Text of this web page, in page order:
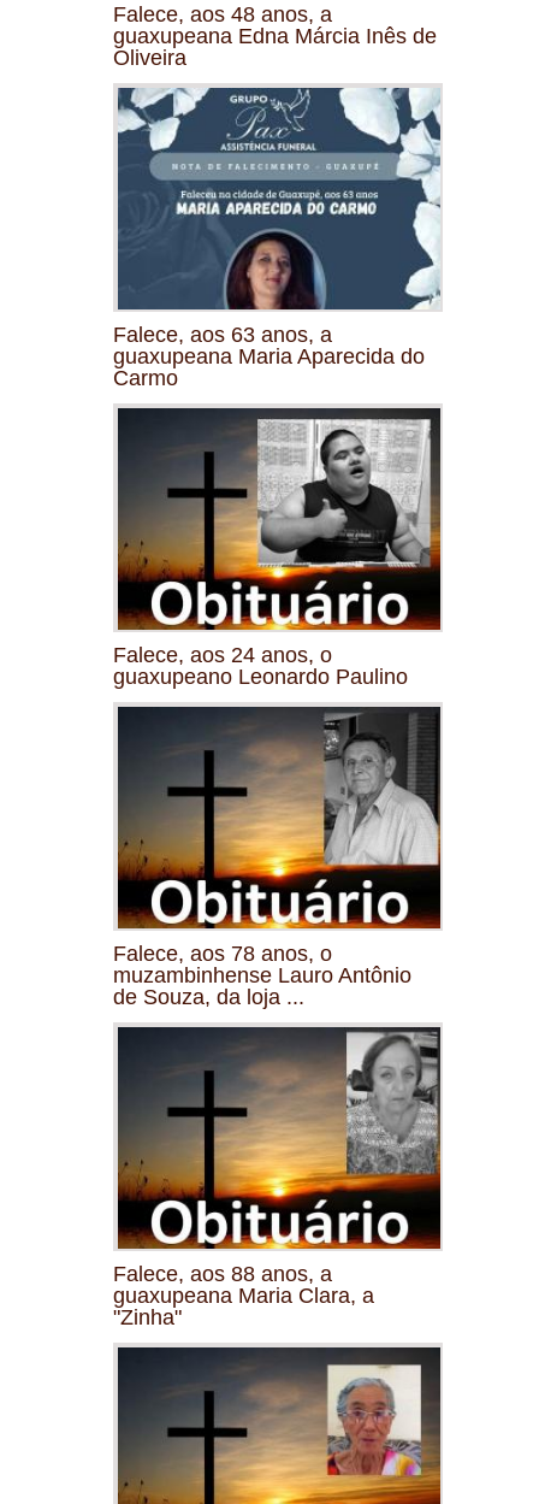
Falece, aos 48 anos, a
guaxupeana Edna Márcia Inês de
Oliveira
Falece, aos 63 anos, a
guaxupeana Maria Aparecida do
Carmo
Falece, aos 24 anos, o
guaxupeano Leonardo Paulino
Falece, aos 78 anos, o
muzambinhense Lauro Antônio
de Souza, da loja ...
Falece, aos 88 anos, a
guaxupeana Maria Clara, a
"Zinha"